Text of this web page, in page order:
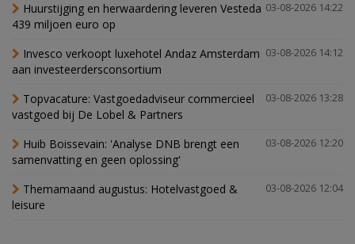
03-08-2026 14:22
Huurstijging en herwaardering leveren Vesteda
439 miljoen euro op
03-08-2026 14:12
Invesco verkoopt luxehotel Andaz Amsterdam
aan investeerdersconsortium
03-08-2026 13:28
Topvacature: Vastgoedadviseur commercieel
vastgoed bij De Lobel & Partners
03-08-2026 12:20
Huib Boissevain: 'Analyse DNB brengt een
samenvatting en geen oplossing'
03-08-2026 12:04
Themamaand augustus: Hotelvastgoed &
leisure